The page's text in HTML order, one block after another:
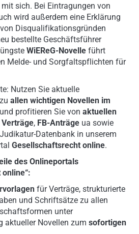
mit sich. Bei Eintragungen von
wird außerdem eine Erklärung
Disqualifikationsgründen
bestellte Geschäftsführer
WiEReG-Novelle führt
Melde- und Sorgfaltspflichten für
Nutzen Sie aktuelle
allen wichtigen Novellen im
und profitieren Sie von aktuellen
, FB-Anträge ua sowie
Datenbank in unserem
Gesellschaftsrecht online.
des Onlineportals
für Verträge, strukturierte
und Schriftsätze zu allen
unter
aktueller Novellen zum sofortigen